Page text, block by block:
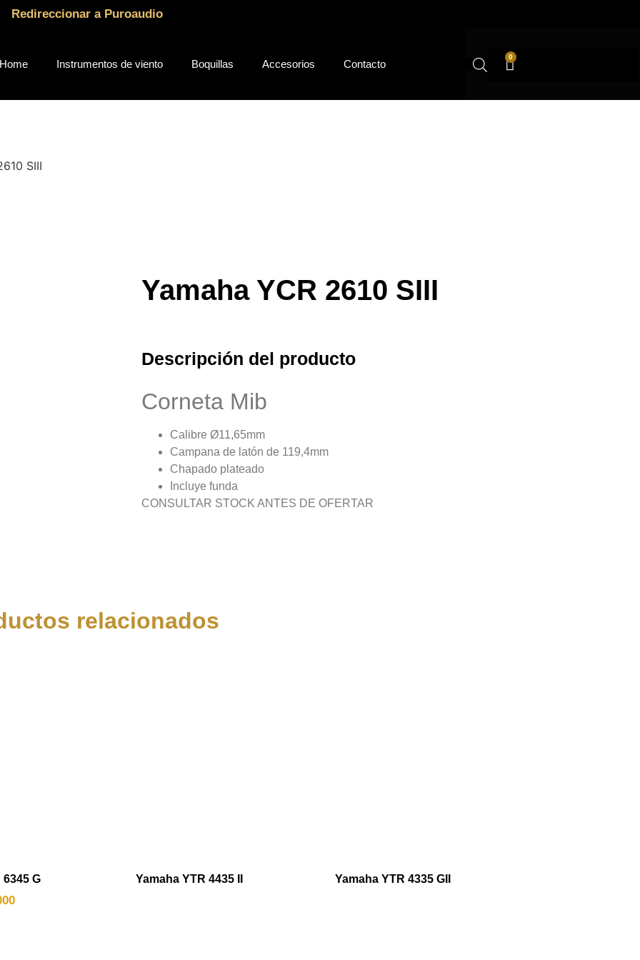
Redireccionar a Puroaudio
Home Instrumentos de viento Boquillas Accesorios Contacto
0
SIII
Yamaha YCR 2610 SIII
Descripción del producto
Corneta Mib
Calibre Ø11,65mm
Campana de latón de 119,4mm
Chapado plateado
Incluye funda
CONSULTAR STOCK ANTES DE OFERTAR
relacionados
G Yamaha YTR 4435 II Yamaha YTR 4335 GII